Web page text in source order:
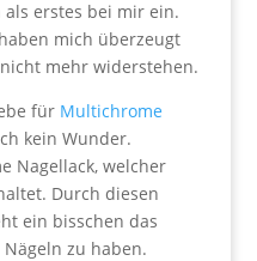
erstes bei mir ein.
mich überzeugt
mehr widerstehen.
für Multichrome
kein Wunder.
Nagellack, welcher
Durch diesen
ein bisschen das
zu haben.